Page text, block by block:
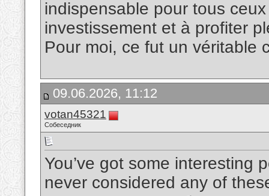
indispensable pour tous
investissement et à profiter
Pour moi, ce fut un véritable
09.06.2026, 11:12
votan45321
Собеседник
You’ve got some interesting
never considered any of